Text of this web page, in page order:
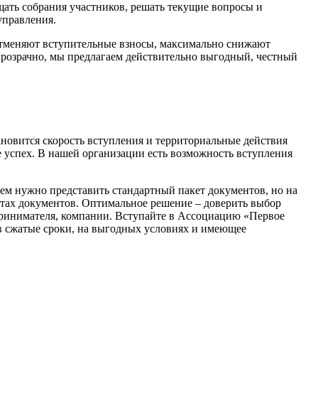
собрания участников, решать текущие вопросы и
вступительные взносы, максимально снижают
мы предлагаем действительно выгодный, честный
скорость вступления и территориальные действия
В нашей организации есть возможность вступления
нужно представить стандартный пакет документов, но на
документов. Оптимальное решение – доверить выбор
компании. Вступайте в Ассоциацию «Первое
сжатые сроки, на выгодных условиях и имеющее